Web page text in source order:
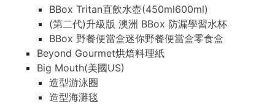
BBox Tritan直飲水壺(450ml600ml)
(第二代)升級版 澳洲 BBox 防漏學習水杯
BBox 野餐便當盒迷你野餐便當盒零食盒
Beyond Gourmet烘焙料理紙
Big Mouth(美國US)
造型游泳圈
造型海灘毯